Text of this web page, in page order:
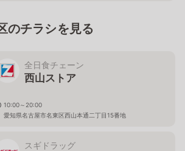
のチラシを見る
全日食チェーン
西山ストア
10:00～20:00
愛知県名古屋市名東区西山本通二丁目15番地
スギドラッグ